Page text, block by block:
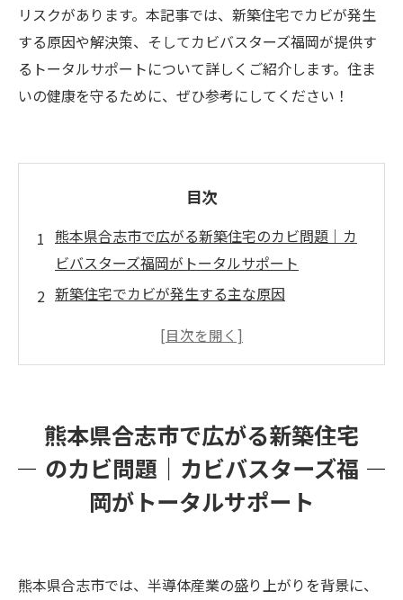
リスクがあります。本記事では、新築住宅でカビが発生
する原因や解決策、そしてカビバスターズ福岡が提供す
るトータルサポートについて詳しくご紹介します。住ま
いの健康を守るために、ぜひ参考にしてください！
目次
熊本県合志市で広がる新築住宅のカビ問題｜カ
ビバスターズ福岡がトータルサポート
新築住宅でカビが発生する主な原因
カビを放置すると起こるリスク
熊本県合志市で広がる新築住宅
のカビ問題｜カビバスターズ福
岡がトータルサポート
熊本県合志市では、半導体産業の盛り上がりを背景に、